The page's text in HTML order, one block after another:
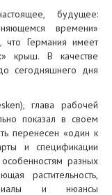
будущее:
времени»
что Германия имеет
крыш. В качестве
сегодняшнего дня
глава рабочей
показал в своем
перенесен «один к
и спецификации
разных
растительность,
и нюансы